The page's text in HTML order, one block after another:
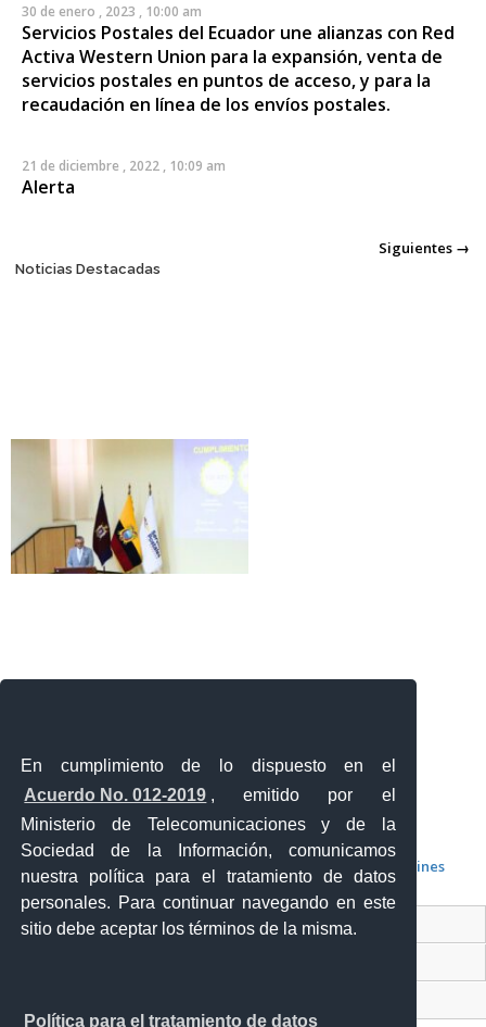
En cumplimiento de lo dispuesto en el
Acuerdo No. 012-2019 , emitido por el
Ministerio de Telecomunicaciones y de la
Sociedad de la Información, comunicamos
nuestra política para el tratamiento de datos
personales. Para continuar navegando en este
sitio debe aceptar los términos de la misma.
Política para el tratamiento de datos
30 de enero , 2023 , 10:00 am
Servicios Postales del Ecuador une alianzas con Red
Activa Western Union para la expansión, venta de
servicios postales en puntos de acceso, y para la
recaudación en línea de los envíos postales.
21 de diciembre , 2022 , 10:09 am
Alerta
Posts navigation Siguientes →
Noticias Destacadas
Boletines
Contacto Ciudadano Digital